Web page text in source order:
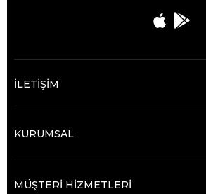
İLETİŞİM
KURUMSAL
MÜŞTERİ HİZMETLERİ